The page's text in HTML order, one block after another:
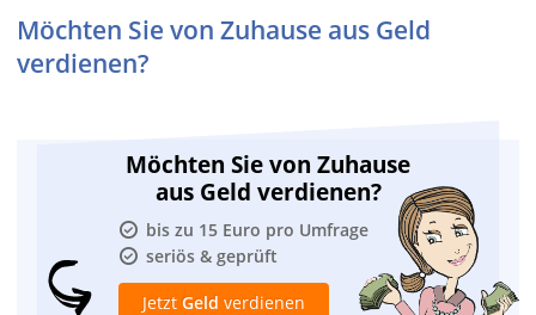
Möchten Sie von Zuhause aus Geld
verdienen?
Möchten Sie von Zuhause
aus Geld verdienen?
bis zu 15 Euro pro Umfrage
seriös & geprüft
Jetzt Geld verdienen